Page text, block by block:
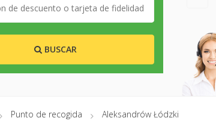
BUSCAR
Punto de recogida Aleksandrów Łódzki